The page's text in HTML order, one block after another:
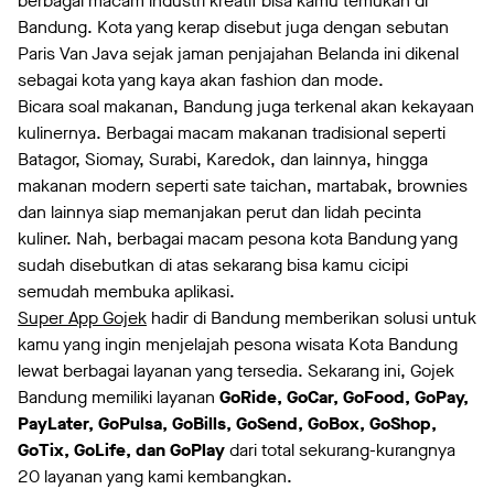
Bandung. Kota yang kerap disebut juga dengan sebutan
Paris Van Java sejak jaman penjajahan Belanda ini dikenal
sebagai kota yang kaya akan fashion dan mode.
Bicara soal makanan, Bandung juga terkenal akan kekayaan
kulinernya. Berbagai macam makanan tradisional seperti
Batagor, Siomay, Surabi, Karedok, dan lainnya, hingga
makanan modern seperti sate taichan, martabak, brownies
dan lainnya siap memanjakan perut dan lidah pecinta
kuliner. Nah, berbagai macam pesona kota Bandung yang
sudah disebutkan di atas sekarang bisa kamu cicipi
semudah membuka aplikasi.
Super App Gojek hadir di Bandung memberikan solusi untuk
kamu yang ingin menjelajah pesona wisata Kota Bandung
lewat berbagai layanan yang tersedia. Sekarang ini, Gojek
Bandung memiliki layanan GoRide, GoCar, GoFood, GoPay,
PayLater, GoPulsa, GoBills, GoSend, GoBox, GoShop,
GoTix, GoLife, dan GoPlaydari total sekurang-kurangnya
20 layanan yang kami kembangkan.